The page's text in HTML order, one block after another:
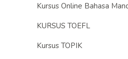
Kursus Online Bahasa
KURSUS TOEFL
Kursus TOPIK